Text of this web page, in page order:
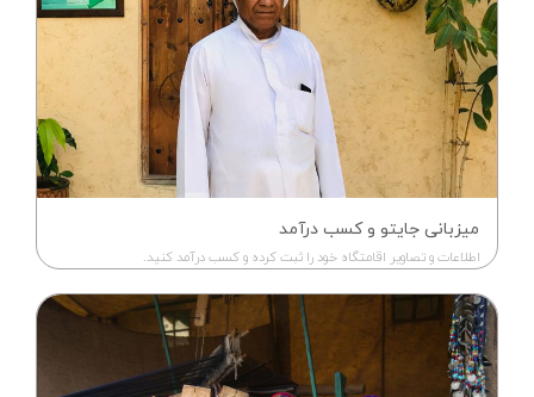
میزبانی جایتو و کسب درآمد
اطلاعات و تصاویر اقامتگاه خود را ثبت کرده و کسب درآمد کنید.